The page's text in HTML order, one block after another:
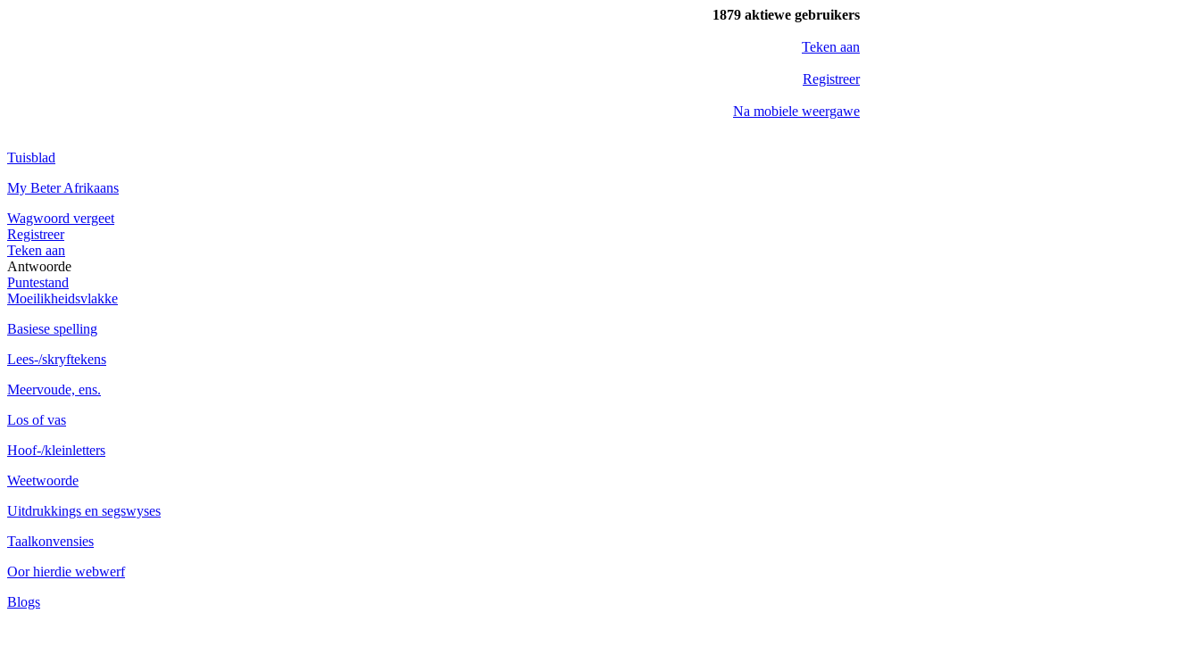
1879 aktiewe gebruikers
Teken aan
Registreer
Na mobiele weergawe
Tuisblad
My Beter Afrikaans
Wagwoord vergeet
Registreer
Teken aan
Antwoorde
Puntestand
Moeilikheidsvlakke
Basiese spelling
Lees-/skryftekens
Meervoude, ens.
Los of vas
Hoof-/kleinletters
Weetwoorde
Uitdrukkings en segswyses
Taalkonvensies
Oor hierdie webwerf
Blogs